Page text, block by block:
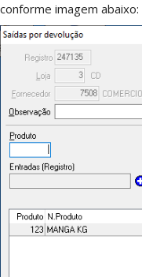
conforme imagem abaixo: